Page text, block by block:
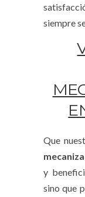
siempre
Que
y
sino que